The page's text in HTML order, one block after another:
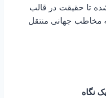
تا حقیقت در قالب
مخاطب جهانی منتقل